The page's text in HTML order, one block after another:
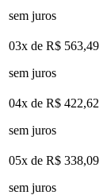
sem juros
03x de R$ 563,49
sem juros
04x de R$ 422,62
sem juros
05x de R$ 338,09
sem juros